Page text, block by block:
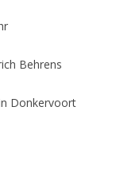
Behrens
Donkervoort